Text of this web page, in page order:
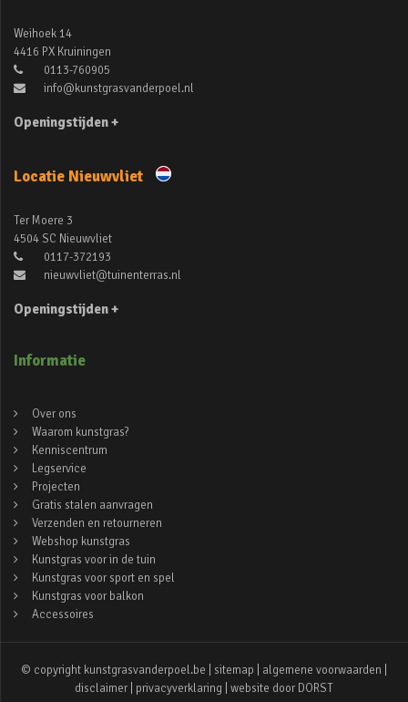
Weihoek 14
4416 PX Kruiningen
0113-760905
info@kunstgrasvanderpoel.nl
Openingstijden +
Locatie Nieuwvliet
Ter Moere 3
4504 SC Nieuwvliet
0117-372193
nieuwvliet@tuinenterras.nl
Openingstijden +
Informatie
Over ons
Waarom kunstgras?
Kenniscentrum
Legservice
Projecten
Gratis stalen aanvragen
Verzenden en retourneren
Webshop kunstgras
Kunstgras voor in de tuin
Kunstgras voor sport en spel
Kunstgras voor balkon
Accessoires
© copyright kunstgrasvanderpoel.be | sitemap algemene voorwaarden
disclaimer
privacyverklaring | website door DORST